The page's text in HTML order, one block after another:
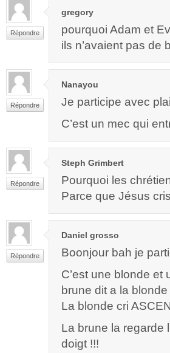
Répondre
gregory
pourquoi Adam et
ils n’avaient pas de
Répondre
Nanayou
Je participe avec
C’est un mec qui
Répondre
Steph Grimbert
Pourquoi les
Parce que Jésus
Répondre
Daniel grosso
Boonjour bah je
C’est une blonde
brune dit a la
La blonde cri
La brune la regarde
doigt !!!